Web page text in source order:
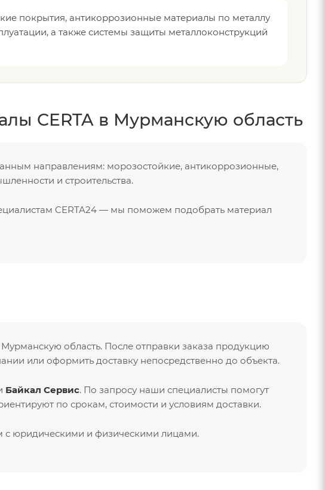
покрытия, антикоррозионные материалы по металлу
а также системы защиты металлоконструкций
CERTA в Мурманскую область
направлениям: морозостойкие, антикоррозионные,
и строительства.
CERTA24 — мы поможем подобрать материал
область. После отправки заказа продукцию
или оформить доставку непосредственно до объекта.
Байкал Сервис. По запросу наши специалисты помогут
по срокам, стоимости и условиям доставки.
с юридическими и физическими лицами.